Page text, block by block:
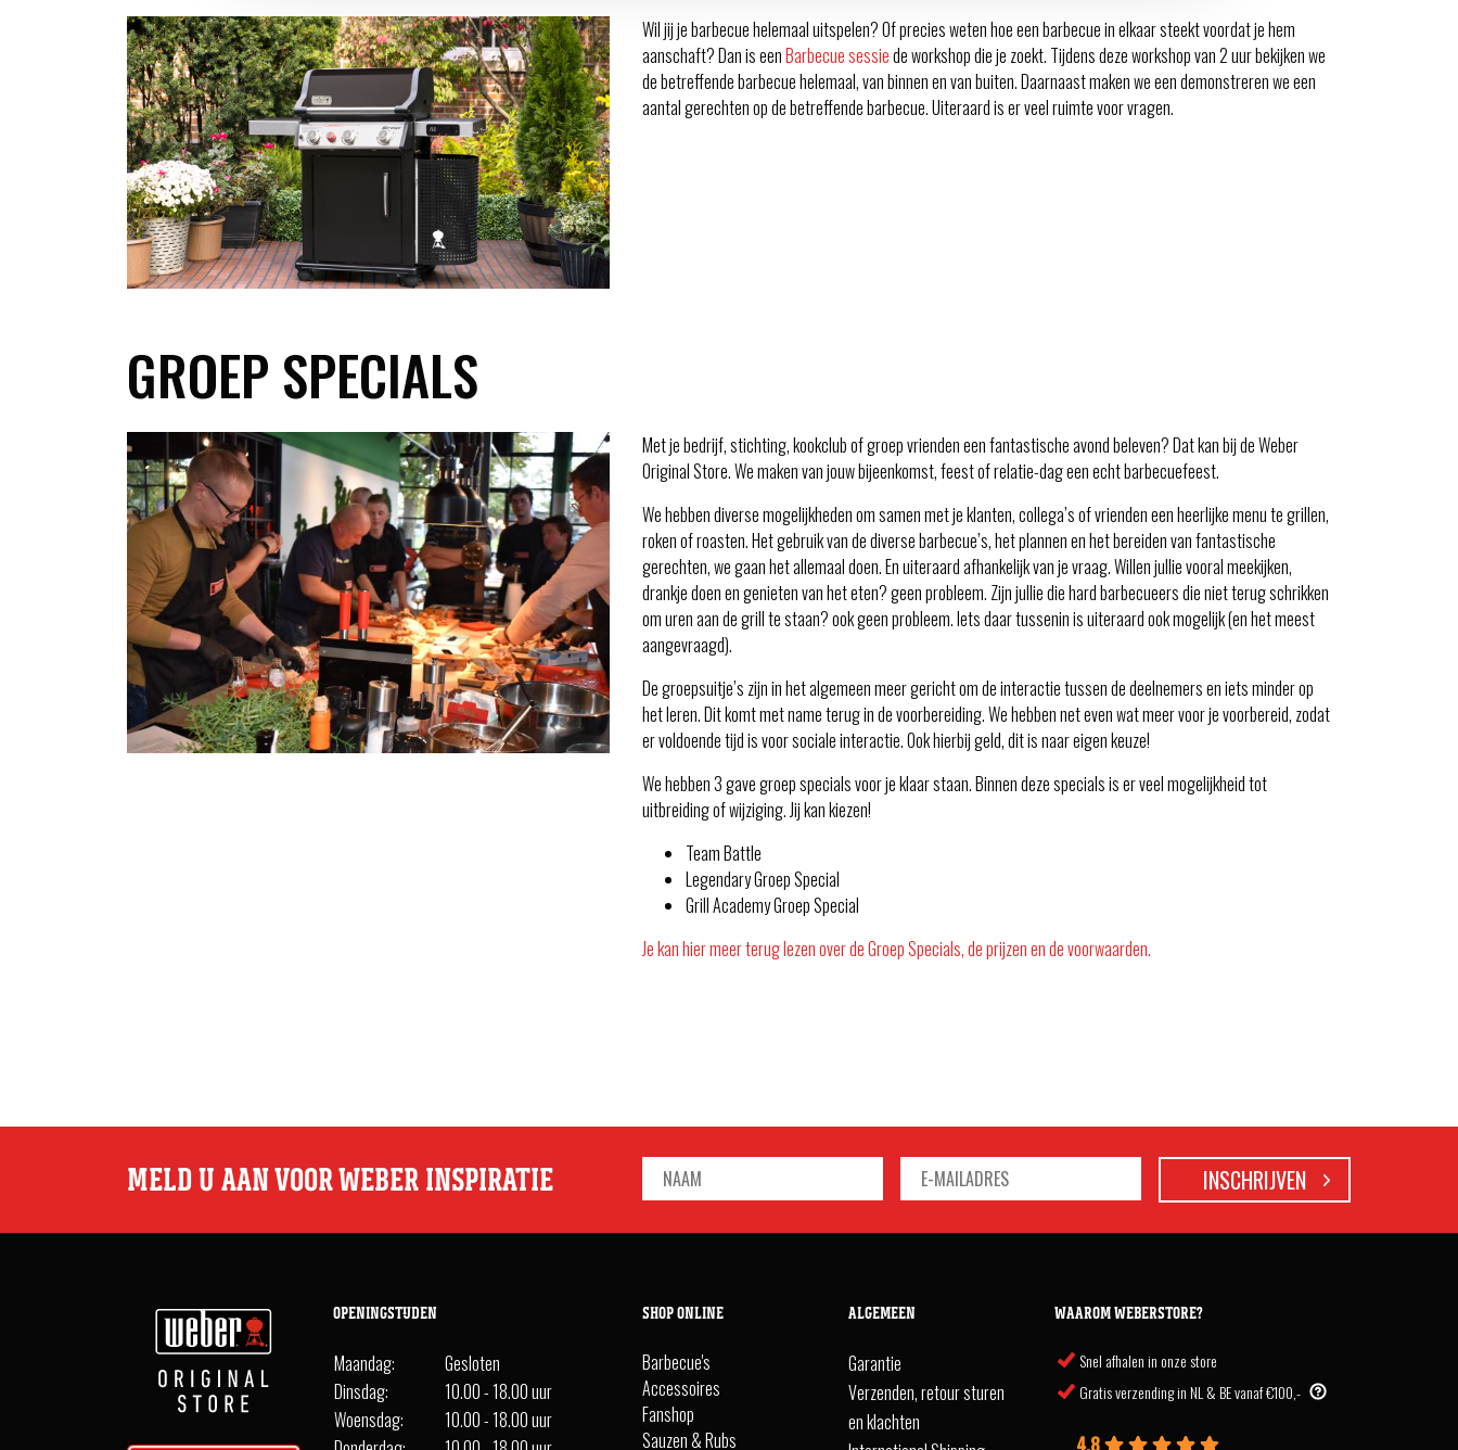
Wil jij je barbecue helemaal uitspelen? Of precies weten hoe een barbecue in elkaar steekt voordat je hem
aanschaft? Dan is eenBarbecue sessiede workshop die je zoekt. Tijdens deze workshop van 2 uur bekijken we
de betreffende barbecue helemaal, van binnen en van buiten. Daarnaast maken we een demonstreren we een
aantal gerechten op de betreffende barbecue. Uiteraard is er veel ruimte voor vragen.
GROEP SPECIALS
Met je bedrijf, stichting, kookclub of groep vrienden een fantastische avond beleven? Dat kan bij de Weber
Original Store. We maken van jouw bijeenkomst, feest of relatie-dag een echt barbecuefeest.
We hebben diverse mogelijkheden om samen met je klanten, collega’s of vrienden een heerlijke menu te grillen,
roken of roasten. Het gebruik van de diverse barbecue’s, het plannen en het bereiden van fantastische
gerechten, we gaan het allemaal doen. En uiteraard afhankelijk van je vraag. Willen jullie vooral meekijken,
drankje doen en genieten van het eten? geen probleem. Zijn jullie die hard barbecueers die niet terug schrikken
om uren aan de grill te staan? ook geen probleem. Iets daar tussenin is uiteraard ook mogelijk (en het meest
aangevraagd).
De groepsuitje’s zijn in het algemeen meer gericht om de interactie tussen de deelnemers en iets minder op
het leren. Dit komt met name terug in de voorbereiding. We hebben net even wat meer voor je voorbereid, zodat
er voldoende tijd is voor sociale interactie. Ook hierbij geld, dit is naar eigen keuze!
We hebben 3 gave groep specials voor je klaar staan. Binnen deze specials is er veel mogelijkheid tot
uitbreiding of wijziging. Jij kan kiezen!
Team Battle
Legendary Groep Special
Grill Academy Groep Special
Je kan hier meer terug lezen over de Groep Specials, de prijzen en de voorwaarden.
MELD U AAN VOOR WEBER INSPIRATIE
OPENINGSTIJDEN
Maandag:
Gesloten
Dinsdag:
10.00 - 18.00 uur
Woensdag:
10.00 - 18.00 uur
SHOP ONLINE
Barbecue's
Accessoires
Fanshop
Sauzen & Rubs
ALGEMEEN
Garantie
Verzenden, retour sturen
en klachten
WAAROM WEBERSTORE?
Snel afhalen in onze store
Gratis verzending in NL & BE vanaf €100,-
4.8